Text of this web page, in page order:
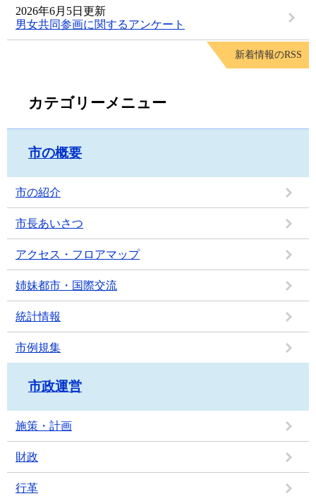
2026年6月5日更新
男女共同参画に関するアンケート
新着情報のRSS
カテゴリーメニュー
市の概要
市の紹介
市長あいさつ
アクセス・フロアマップ
姉妹都市・国際交流
統計情報
市例規集
市政運営
施策・計画
財政
行革